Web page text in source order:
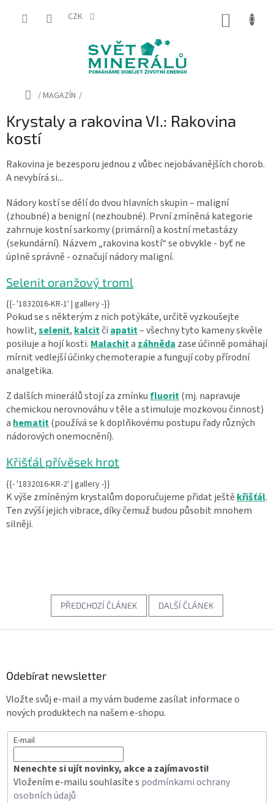
CZK
Domů
/MAGAZÍN /
Krystaly a rakovina VI.: Rakovina
kostí
Rakovina je bezesporu jednou z vůbec nejobávanějších chorob.
A nevybírá si...
Nádory kostí se dělí do dvou hlavních skupin – maligní
(zhoubné) a benigní (nezhoubné). První zmíněná kategorie
zahrnuje kostní sarkomy (primární) a kostní metastázy
(sekundární). Názvem „rakovina kostí“ se obvykle - byť ne
úplně správně - označují nádory maligní.
Selenit oranžový troml
{{- '1832016-KR-1' | gallery -}}
Pokud se s některým z nich potýkáte, určitě vyzkoušejte
howlit,selenit, kalcitči apatit– všechny tyto kameny skvěle
posiluje a hojí kosti. Malachita záhněda zase účinně pomáhají
mírnit vedlejší účinky chemoterapie a fungují coby přírodní
analgetika.
Z dalších minerálů stojí za zmínkufluorit(mj. napravuje
chemickou nerovnováhu v těle a stimuluje mozkovou činnost)
a hematit(používá se k doplňkovému postupu řady různých
nádorových onemocnění).
Křišťál přívěsek hrot
{{- '1832016-KR-2' | gallery -}}
K výše zmíněným krystalům doporučujeme přidat ještě křišťál.
Ten zvýší jejich vibrace, díky čemuž budou působit mnohem
silněji.
PŘEDCHOZÍ ČLÁNEK DALŠÍ ČLÁNEK
Odebírat newsletter
Vložte svůj e-mail a my vám budeme zasílat informace o
nových produktech na našem e-shopu.
E-mail
Nenechte si ujít novinky, akce a zajímavosti!
Vložením e-mailu souhlasíte s podmínkami ochrany
osobních údajů